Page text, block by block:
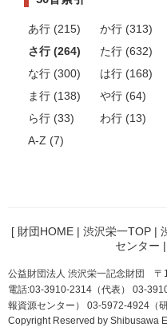
あ行 (215)
か行 (313)
さ行 (264)
た行 (632)
な行 (300)
は行 (168)
ま行 (138)
や行 (64)
ら行 (33)
わ行 (13)
A-Z (7)
[ 財団HOME| 渋沢栄一TOP|
センター |
公益財団法人 渋沢栄一記念財団 〒
電話:03-3910-2314（代表） 03-
報資源センター） 03-5972-4924（研
Copyright Reserved by Shibusawa